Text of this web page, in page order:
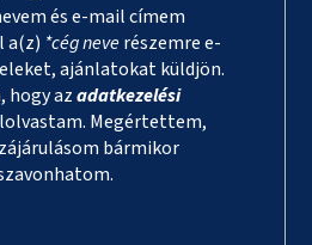
és e-mail címem
a(z) *cég neverészemre e-
ajánlatokat küldjön.
hogy azadatkezelési
Megértettem,
bármikor